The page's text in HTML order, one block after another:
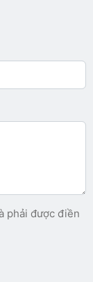
5
5 sao.
Xấu
phải được điền